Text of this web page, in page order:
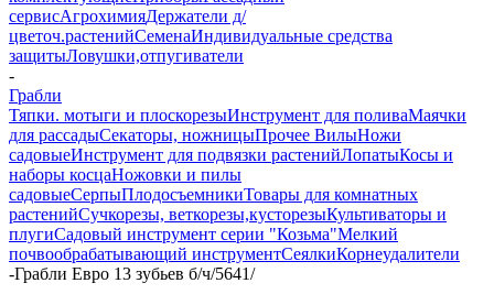
сервисАгрохимияДержатели д/
цветоч.растенийСеменаИндивидуальные средства
защитыЛовушки,отпугиватели
-
Грабли
Тяпки. мотыги и плоскорезыИнструмент для поливаМаячки
для рассадыСекаторы, ножницыПрочее ВилыНожи
садовыеИнструмент для подвязки растенийЛопатыКосы и
наборы косцаНожовки и пилы
садовыеСерпыПлодосъемникиТовары для комнатных
растенийСучкорезы, веткорезы,кусторезыКультиваторы и
плугиСадовый инструмент серии "Козьма"Мелкий
почвообрабатывающий инструментСеялкиКорнеудалители
-Грабли Евро 13 зубьев б/ч/5641/